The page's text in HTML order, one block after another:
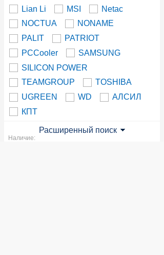
Lian Li
MSI
Netac
NOCTUA
NONAME
PALIT
PATRIOT
PCCooler
SAMSUNG
SILICON POWER
TEAMGROUP
TOSHIBA
UGREEN
WD
АЛСИЛ
КПТ
Расширенный поиск
Наличие: